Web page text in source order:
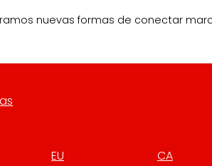
nuevas formas de conectar
EU CA